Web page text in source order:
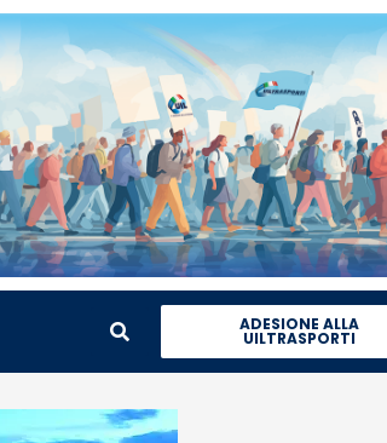
ADESIONE ALLA
UILTRASPORTI